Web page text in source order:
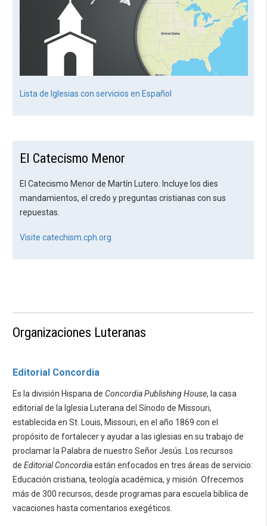
Lista de Iglesias con servicios en Español
El Catecismo Menor
El Catecismo Menor de Martín Lutero. Incluye los dies
mandamientos, el credo y preguntas cristianas con sus
repuestas.
Visite catechism.cph.org
Organizaciones Luteranas
Editorial Concordia
Es la división Hispana de Concordia Publishing House, la casa
editorial de la Iglesia Luterana del Sínodo de Missouri,
establecida en St. Louis, Missouri, en el año 1869 con el
propósito de fortalecer y ayudar a las iglesias en su trabajo de
proclamar la Palabra de nuestro Señor Jesús. Los recursos
de Editorial Concordiaestán enfocados en tres áreas de servicio:
Educación cristiana, teología académica, y misión. Ofrecemos
más de 300 recursos, desde programas para escuela bíblica de
vacaciones hasta comentarios exegéticos.